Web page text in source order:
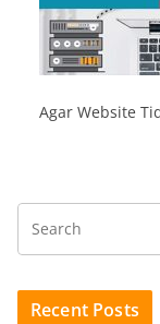
Agar Website
Recent Posts